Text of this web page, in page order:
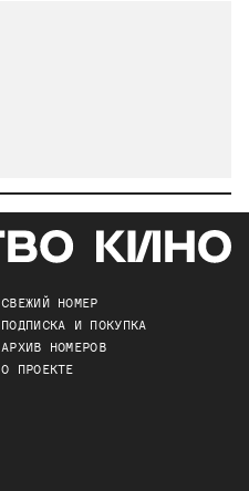
СВЕЖИЙ НОМЕР
ПОДПИСКА И ПОКУПКА
АРХИВ НОМЕРОВ
О ПРОЕКТЕ